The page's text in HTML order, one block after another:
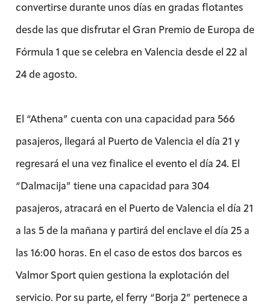
convertirse durante unos días en gradas flotantes
desde las que disfrutar el Gran Premio de Europa de
Fórmula 1 que se celebra en Valencia desde el 22 al
24 de agosto.
El “Athena” cuenta con una capacidad para 566
pasajeros, llegará al Puerto de Valencia el día 21 y
regresará el una vez finalice el evento el día 24. El
“Dalmacija” tiene una capacidad para 304
pasajeros, atracará en el Puerto de Valencia el día 21
a las 5 de la mañana y partirá del enclave el día 25 a
las 16:00 horas. En el caso de estos dos barcos es
Valmor Sport quien gestiona la explotación del
servicio. Por su parte, el ferry “Borja 2” pertenece a